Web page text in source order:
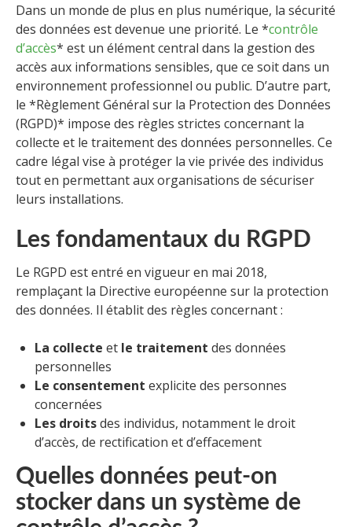
Dans un monde de plus en plus numérique, la sécurité
des données est devenue une priorité. Le *contrôle
d’accès* est un élément central dans la gestion des
accès aux informations sensibles, que ce soit dans un
environnement professionnel ou public. D’autre part,
le *Règlement Général sur la Protection des Données
(RGPD)* impose des règles strictes concernant la
collecte et le traitement des données personnelles. Ce
cadre légal vise à protéger la vie privée des individus
tout en permettant aux organisations de sécuriser
leurs installations.
Les fondamentaux du RGPD
Le RGPD est entré en vigueur en mai 2018,
remplaçant la Directive européenne sur la protection
des données. Il établit des règles concernant :
La collecte et le traitement des données
personnelles
Le consentement explicite des personnes
concernées
Les droitsdes individus, notamment le droit
d’accès, de rectification et d’effacement
Quelles données peut-on
stocker dans un système de